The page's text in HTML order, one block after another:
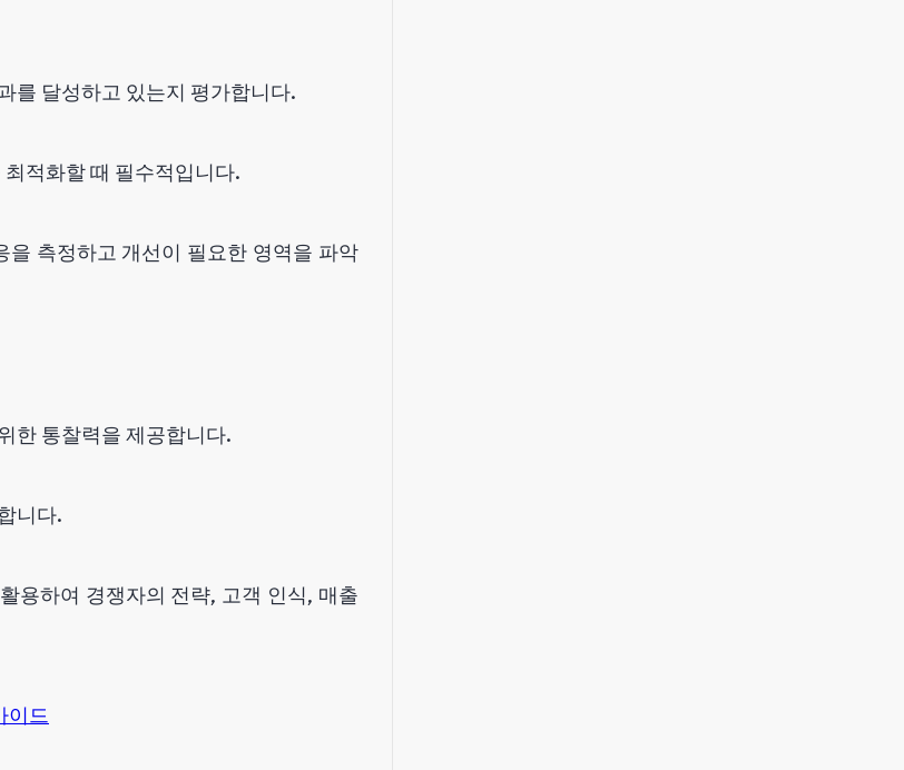
를 달성하고 있는지 평가합니다.
적화할 때 필수적입니다.
측정하고 개선이 필요한 영역을 파악
한 통찰력을 제공합니다.
니다.
용하여 경쟁자의 전략, 고객 인식, 매출
이드